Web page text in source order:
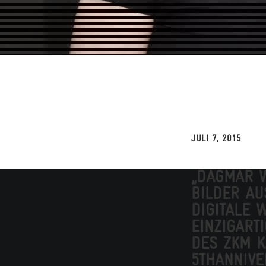
JULI 7, 2015
„DAGMAR
BILDER
DIGITALE
DES ZKM